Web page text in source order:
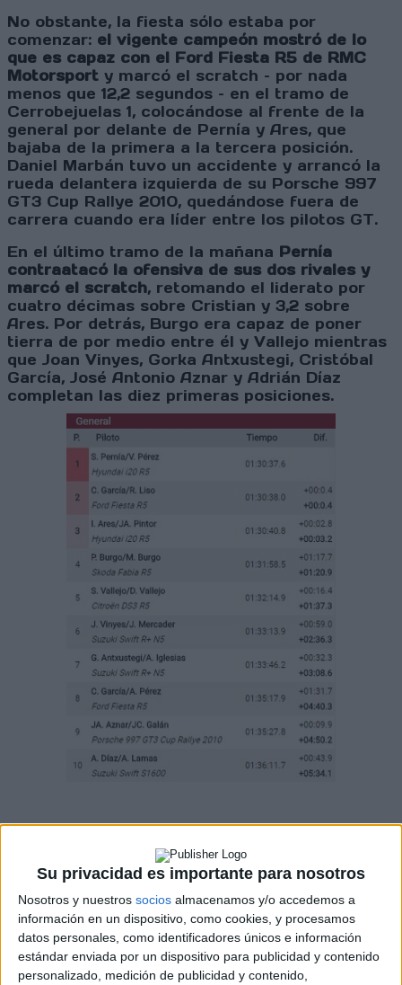
Su privacidad es importante para nosotros
Nosotros y nuestros socios almacenamos y/o accedemos a
información en un dispositivo, como cookies, y procesamos
datos personales, como identificadores únicos e información
estándar enviada por un dispositivo para publicidad y contenido
personalizado, medición de publicidad y contenido,
No obstante, la fiesta sólo estaba por
comenzar: el vigente campeón mostró de lo
que es capaz con el Ford Fiesta R5 de RMC
Motorsport y marcó el scratch – por nada
menos que 12,2 segundos – en el tramo de
Cerrobejuelas 1, colocándose al frente de la
general por delante de Pernía y Ares, que
bajaba de la primera a la tercera posición.
Daniel Marbán tuvo un accidente y arrancó la
rueda delantera izquierda de su Porsche 997
GT3 Cup Rallye 2010, quedándose fuera de
carrera cuando era líder entre los pilotos GT.
En el último tramo de la mañana Pernía
contraatacó la ofensiva de sus dos rivales y
marcó el scratch, retomando el liderato por
cuatro décimas sobre Cristian y 3,2 sobre
Ares. Por detrás, Burgo era capaz de poner
tierra de por medio entre él y Vallejo mientras
que Joan Vinyes, Gorka Antxustegi, Cristóbal
García, José Antonio Aznar y Adrián Díaz
completan las diez primeras posiciones.
nueva noticia
No hay más noticias en esta categoría.